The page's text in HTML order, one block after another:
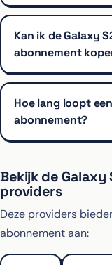
Kan ik de Galaxy
abonnement
Hoe lang loopt
abonnement?
Bekijk de
providers
Deze providers
abonnement aan: